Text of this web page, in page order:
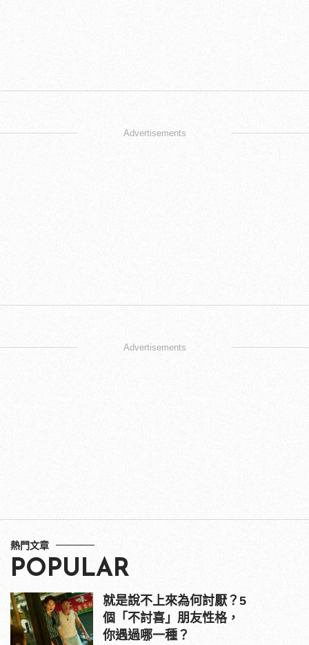
Advertisements
Advertisements
熱門文章
POPULAR
就是說不上來為何討厭？5
個「不討喜」朋友性格，
你遇過哪一種？